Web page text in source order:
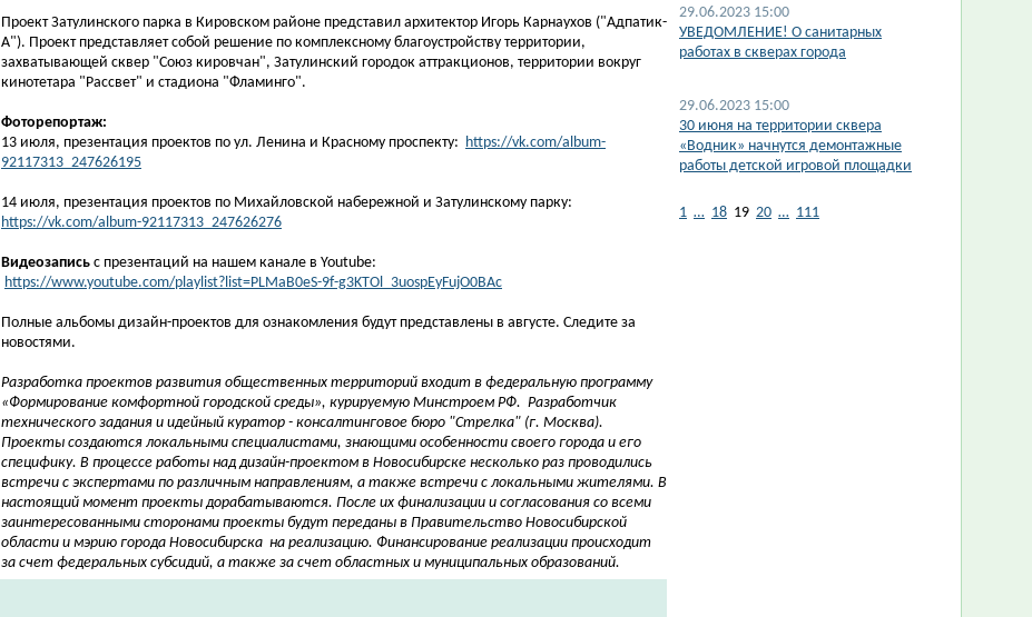
Проект Затулинского парка в Кировском районе представил архитектор Игорь Карнаухов ("Адпатик-
А"). Проект представляет собой решение по комплексному благоустройству территории,
захватывающей сквер "Союз кировчан", Затулинский городок аттракционов, территории вокруг
кинотетара "Рассвет" и стадиона "Фламинго".
Фоторепортаж:
13 июля, презентация проектов по ул. Ленина и Красному проспекту: https://vk.com/album-
92117313_247626195
14 июля, презентация проектов по Михайловской набережной и Затулинскому парку:
https://vk.com/album-92117313_247626276
Видеозапись с презентаций на нашем канале в Youtube:
https://www.youtube.com/playlist?list=PLMaB0eS-9f-g3KTOl_3uospEyFujO0BAc
Полные альбомы дизайн-проектов для ознакомления будут представлены в августе. Следите за
новостями.
Разработка проектов развития общественных территорий входит в федеральную программу
«Формирование комфортной городской среды», курируемую Минстроем РФ. Разработчик
технического задания и идейный куратор - консалтинговое бюро "Стрелка" (г. Москва).
Проекты создаются локальными специалистами, знающими особенности своего города и его
специфику. В процессе работы над дизайн-проектом в Новосибирске несколько раз проводились
встречи с экспертами по различным направлениям, а также встречи с локальными жителями. В
настоящий момент проекты дорабатываются. После их финализации и согласования со всеми
заинтересованными сторонами проекты будут переданы в Правительство Новосибирской
области и мэрию города Новосибирска на реализацию. Финансирование реализации происходит
за счет федеральных субсидий, а также за счет областных и муниципальных образований.
29.06.2023 15:00
​УВЕДОМЛЕНИЕ! О санитарных
работах в скверах города
29.06.2023 15:00
​30 июня на территории сквера
«Водник» начнутся демонтажные
работы детской игровой площадки
1 … 18 19 20 … 111